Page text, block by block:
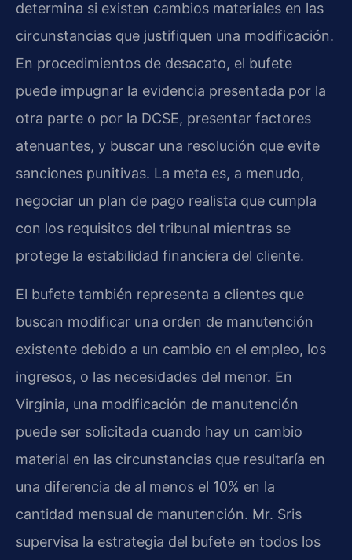
determina si existen cambios materiales en las
circunstancias que justifiquen una modificación.
En procedimientos de desacato, el bufete
puede impugnar la evidencia presentada por la
otra parte o por la DCSE, presentar factores
atenuantes, y buscar una resolución que evite
sanciones punitivas. La meta es, a menudo,
negociar un plan de pago realista que cumpla
con los requisitos del tribunal mientras se
protege la estabilidad financiera del cliente.
El bufete también representa a clientes que
buscan modificar una orden de manutención
existente debido a un cambio en el empleo, los
ingresos, o las necesidades del menor. En
Virginia, una modificación de manutención
puede ser solicitada cuando hay un cambio
material en las circunstancias que resultaría en
una diferencia de al menos el 10% en la
cantidad mensual de manutención. Mr. Sris
supervisa la estrategia del bufete en todos los